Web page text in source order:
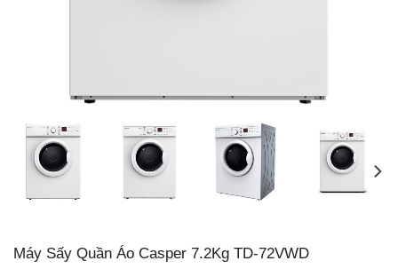
Máy Sấy Quần Áo Casper 7.2Kg TD-72VWD